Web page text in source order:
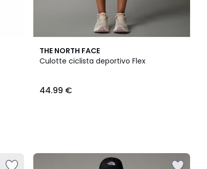
THE NORTH FACE
Culotte ciclista deportivo Flex
44.99 €